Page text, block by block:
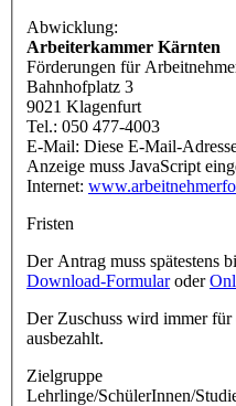
Abwicklung:
Arbeiterkammer Kärnten
Förderungen für
Bahnhofplatz 3
9021 Klagenfurt
Tel.: 050 477-4003
E-Mail: Diese E-Mail-
Anzeige muss JavaScript
Internet:
Fristen
Der Antrag muss spätestens
Download-Formularoder
Der Zuschuss wird immer
ausbezahlt.
Zielgruppe
Lehrlinge/SchülerInnen/